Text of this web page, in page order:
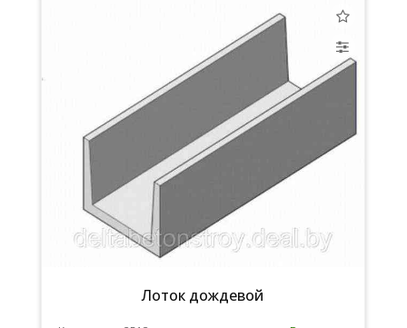
Лоток дождевой